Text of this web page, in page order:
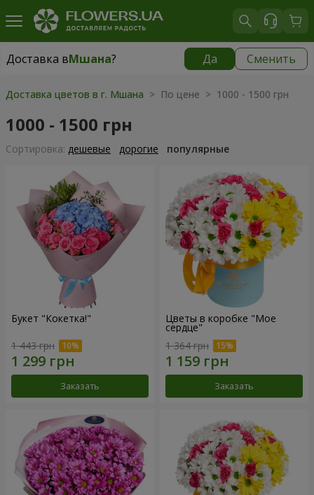
Доставка вМшана? Да Сменить
Доставка вМшана|
Доставка цветов в г. Мшана > По цене > 1000 - 1500 грн
1000 - 1500 грн
Cортировка: дешевые дорогие популярные
Букет "Кокетка!"
1 443 грн
Заказать
Цветы в коробке "Мое
сердце"
1 364 грн
Заказать